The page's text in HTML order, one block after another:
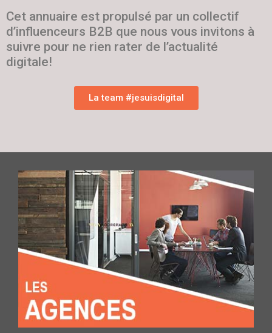
Cet annuaire est propulsé par un collectif
d’influenceurs B2B que nous vous invitons à
suivre pour ne rien rater de l’actualité
digitale!
La team #jesuisdigital